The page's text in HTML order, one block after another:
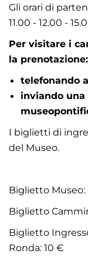
Gli orari di
11.00 - 12.00 -
Per visitare i
la prenotazione:
telefonando
inviando
I biglietti di
del Museo.
Biglietto Museo:
Biglietto
Biglietto
Ronda: 10 €